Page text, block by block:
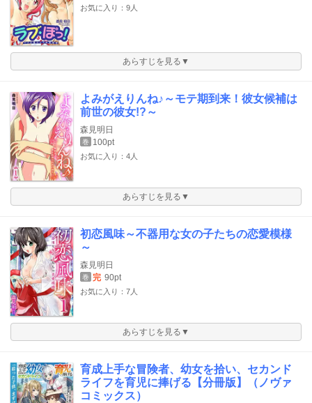
お気に入り：9人
あらすじを見る▼
よみがえりんね♪～モテ期到来！彼女候補は
前世の彼女!?～
森見明日
巻 100pt
お気に入り：4人
あらすじを見る▼
初恋風味～不器用な女の子たちの恋愛模様
～
森見明日
巻 完 90pt
お気に入り：7人
あらすじを見る▼
育成上手な冒険者、幼女を拾い、セカンド
ライフを育児に捧げる【分冊版】（ノヴァ
コミックス）